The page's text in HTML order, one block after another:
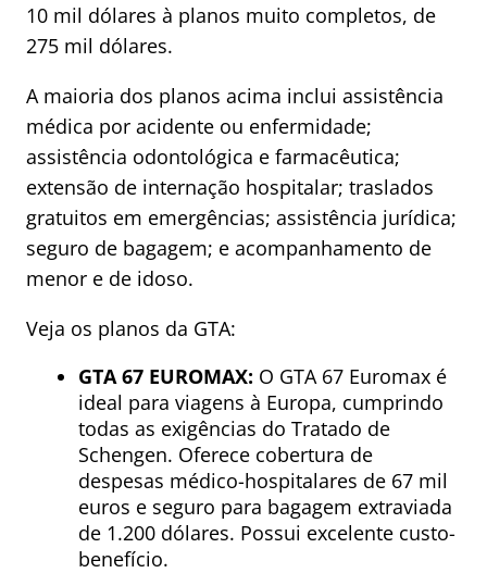
10 mil dólares à planos muito completos, de
275 mil dólares.
A maioria dos planos acima inclui assistência
médica por acidente ou enfermidade;
assistência odontológica e farmacêutica;
extensão de internação hospitalar; traslados
gratuitos em emergências; assistência jurídica;
seguro de bagagem; e acompanhamento de
menor e de idoso.
Veja os planos da GTA:
GTA 67 EUROMAX: O GTA 67 Euromax é
ideal para viagens à Europa, cumprindo
todas as exigências do Tratado de
Schengen. Oferece cobertura de
despesas médico-hospitalares de 67 mil
euros e seguro para bagagem extraviada
de 1.200 dólares. Possui excelente custo-
benefício.